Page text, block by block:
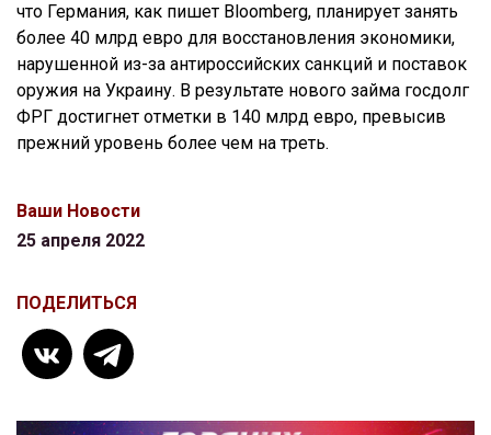
что Германия, как пишет Bloomberg, планирует занять
более 40 млрд евро для восстановления экономики,
нарушенной из-за антироссийских санкций и поставок
оружия на Украину. В результате нового займа госдолг
ФРГ достигнет отметки в 140 млрд евро, превысив
прежний уровень более чем на треть.
Ваши Новости
25 апреля 2022
ПОДЕЛИТЬСЯ